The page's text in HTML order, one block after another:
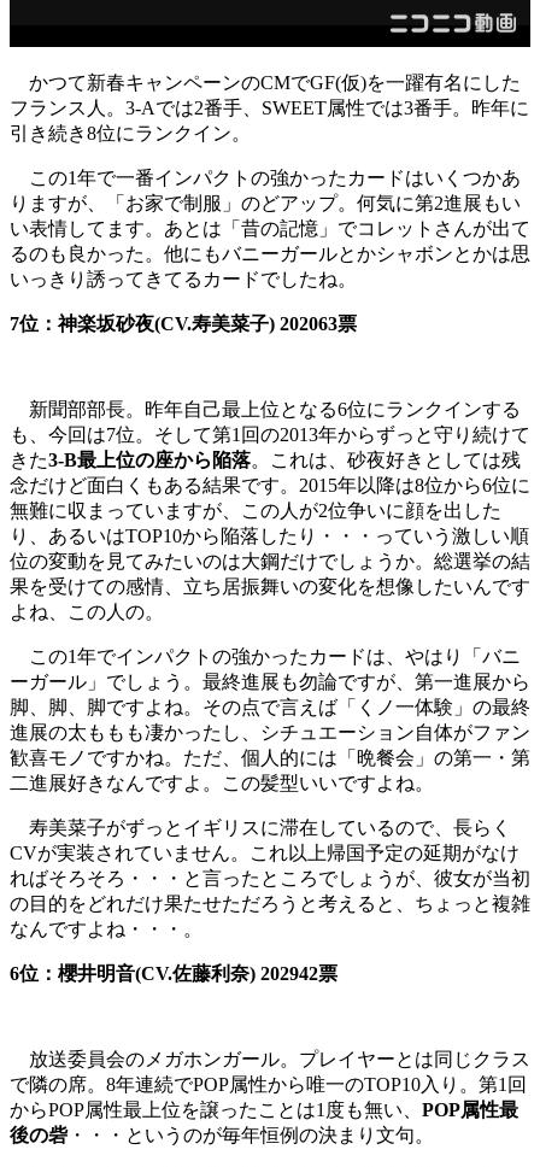
かつて新春キャンペーンのCMでGF(仮)を一躍有名にした
フランス人。3-Aでは2番手、SWEET属性では3番手。昨年に
引き続き8位にランクイン。
この1年で一番インパクトの強かったカードはいくつかあ
りますが、「お家で制服」のどアップ。何気に第2進展もい
い表情してます。あとは「昔の記憶」でコレットさんが出て
るのも良かった。他にもバニーガールとかシャボンとかは思
いっきり誘ってきてるカードでしたね。
7位：神楽坂砂夜(CV.寿美菜子) 202063票
新聞部部長。昨年自己最上位となる6位にランクインする
も、今回は7位。そして第1回の2013年からずっと守り続けて
きた3-B最上位の座から陥落。これは、砂夜好きとしては残
念だけど面白くもある結果です。2015年以降は8位から6位に
無難に収まっていますが、この人が2位争いに顔を出した
り、あるいはTOP10から陥落したり・・・っていう激しい順
位の変動を見てみたいのは大鋼だけでしょうか。総選挙の結
果を受けての感情、立ち居振舞いの変化を想像したいんです
よね、この人の。
この1年でインパクトの強かったカードは、やはり「バニ
ーガール」でしょう。最終進展も勿論ですが、第一進展から
脚、脚、脚ですよね。その点で言えば「くノ一体験」の最終
進展の太ももも凄かったし、シチュエーション自体がファン
歓喜モノですかね。ただ、個人的には「晩餐会」の第一・第
二進展好きなんですよ。この髪型いいですよね。
寿美菜子がずっとイギリスに滞在しているので、長らく
CVが実装されていません。これ以上帰国予定の延期がなけ
ればそろそろ・・・と言ったところでしょうが、彼女が当初
の目的をどれだけ果たせただろうと考えると、ちょっと複雑
なんですよね・・・。
6位：櫻井明音(CV.佐藤利奈) 202942票
放送委員会のメガホンガール。プレイヤーとは同じクラス
で隣の席。8年連続でPOP属性から唯一のTOP10入り。第1回
からPOP属性最上位を譲ったことは1度も無い、 POP属性最
後の砦・・・というのが毎年恒例の決まり文句。